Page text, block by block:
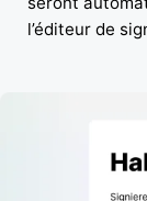
l’éditeur de